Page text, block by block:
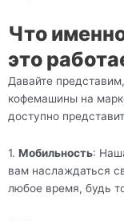
Что
это
Давайте
кофемашины на
доступно
1. Мобильность:
вам наслаждаться
любое время, будь